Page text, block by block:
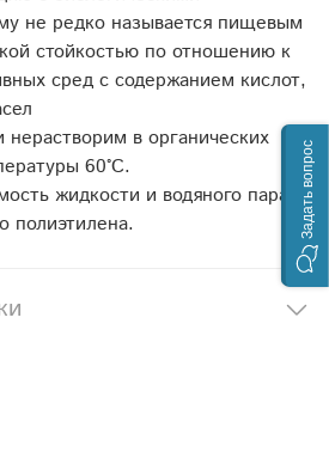
не редко называется пищевым
стойкостью по отношению к
сред с содержанием кислот,
в органических
60°С.
жидкости и водяного пара
полиэтилена.
Задать вопрос